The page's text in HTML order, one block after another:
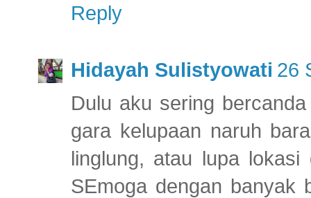
Reply
Hidayah Sulistyowati 26
Dulu aku sering
gara kelupaan naruh
linglung, atau lupa
SEmoga dengan banyak